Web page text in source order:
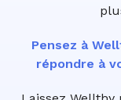
Pensez à
répondre à